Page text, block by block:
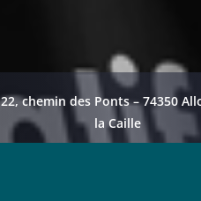
22, chemin des Ponts – 74350
la Caille